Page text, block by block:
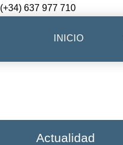
(+34) 637 977 710
INICIO
Actualidad